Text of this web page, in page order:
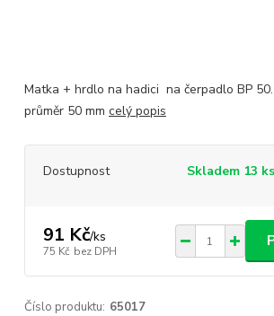
Matka + hrdlo na hadici na čerpadlo BP
průměr 50 mm celý popis
Dostupnost Skladem 13 ks
91 Kč/ks
75 Kč bez DPH
Číslo produktu: 65017